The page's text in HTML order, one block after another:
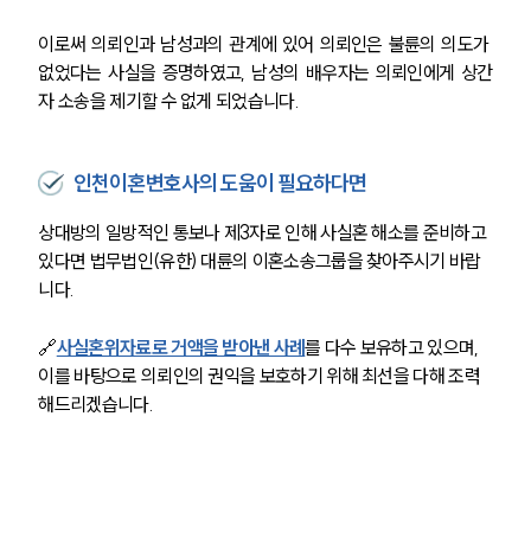
이로써 의뢰인과 남성과의 관계에 있어 의뢰인은 불륜의 의도가
없었다는 사실을 증명하였고, 남성의 배우자는 의뢰인에게 상간
자 소송을 제기할 수 없게 되었습니다.
인천이혼변호사의 도움이 필요하다면
상대방의 일방적인 통보나 제3자로 인해 사실혼 해소를 준비하고
있다면 법무법인(유한) 대륜의 이혼소송그룹을 찾아주시기 바랍
니다.
🔗사실혼위자료로 거액을 받아낸 사례를 다수 보유하고 있으며,
이를 바탕으로 의뢰인의 권익을 보호하기 위해 최선을 다해 조력
해드리겠습니다.